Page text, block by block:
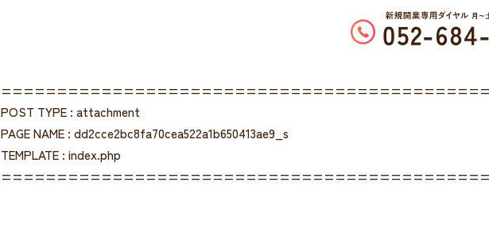
POST TYPE : attachment
PAGE NAME : dd2cce2bc8fa70cea522a1b650413ae9_s
TEMPLATE : index.php